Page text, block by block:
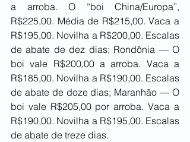
a arroba. O “boi China/Europa”,
R$225,00. Média de R$215,00. Vaca a
R$195,00. Novilha a R$200,00. Escalas
de abate de dez dias; Rondônia — O
boi vale R$200,00 a arroba. Vaca a
R$185,00. Novilha a R$190,00. Escalas
de abate de doze dias; Maranhão — O
boi vale R$205,00 por arroba. Vaca a
R$190,00. Novilha a R$195,00. Escalas
de abate de treze dias.